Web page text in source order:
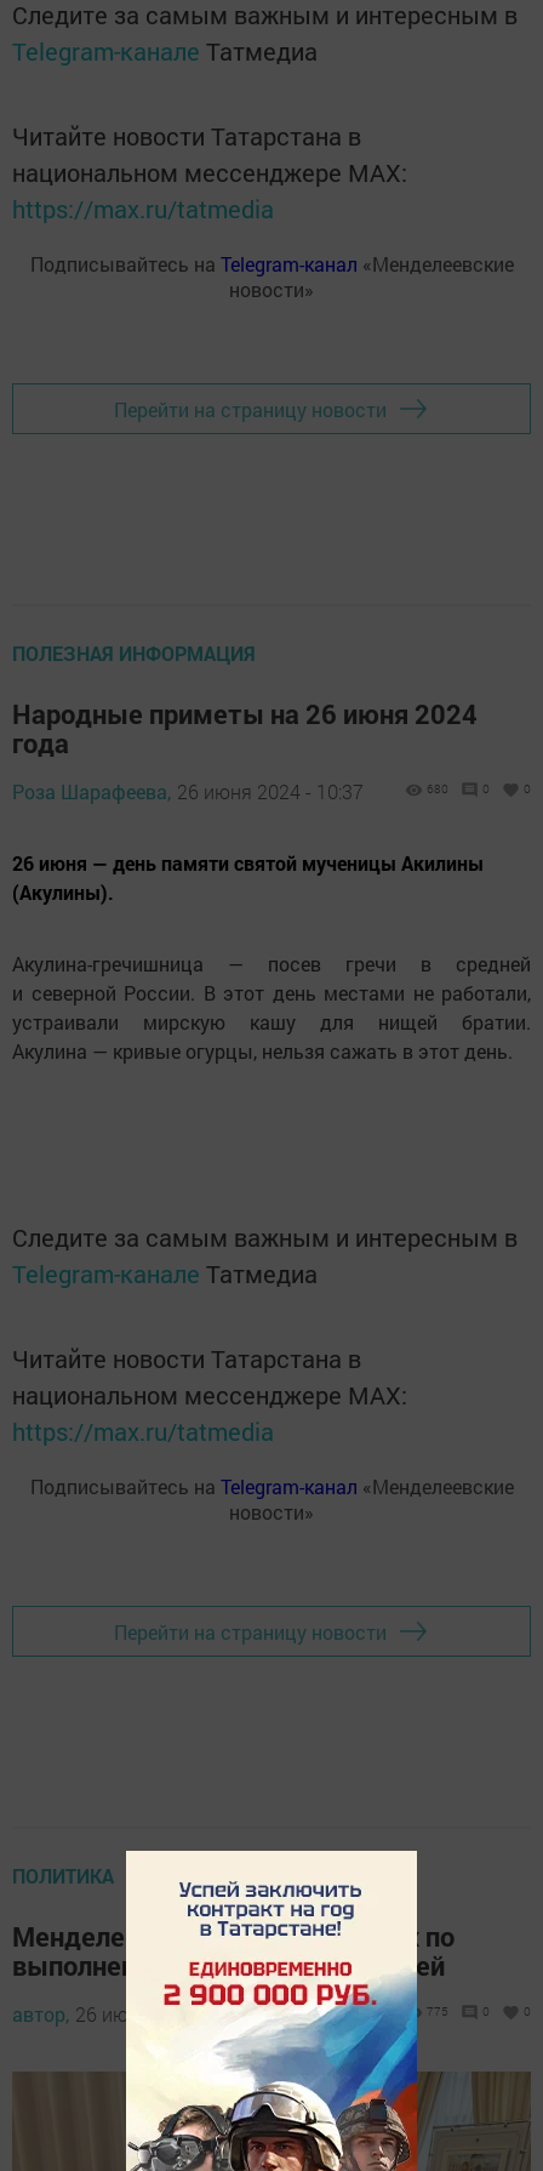
Следите за самым важным и интересным в
Telegram-канале Татмедиа
Читайте новости Татарстана в
национальном мессенджере MАХ:
https://max.ru/tatmedia
Подписывайтесь на Telegram-канал «Менделеевские
новости»
Перейти на страницу новости
ПОЛЕЗНАЯ ИНФОРМАЦИЯ
Народные приметы на 26 июня 2024
года
Роза Шарафеева, 26 июня 2024 - 10:37 680 0 0
26 июня — день памяти святой мученицы Акилины
(Акулины).
Акулина-гречишница — посев гречи в средней
и северной России. В этот день местами не работали,
устраивали мирскую кашу для нищей братии.
Акулина — кривые огурцы, нельзя сажать в этот день.
Следите за самым важным и интересным в
Telegram-канале Татмедиа
Читайте новости Татарстана в
национальном мессенджере MАХ:
https://max.ru/tatmedia
Подписывайтесь на Telegram-канал «Менделеевские
новости»
Перейти на страницу новости
ПОЛИТИКА
Менделеевский район в лидерах по
выполнению наказов избирателей
автор, 26 июня 2024 - 10:09 775 0 0